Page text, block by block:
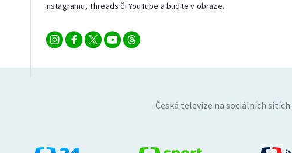
Instagramu, Threads či YouTube a buďte v obraze.
Česká televize na sociálních sítích: